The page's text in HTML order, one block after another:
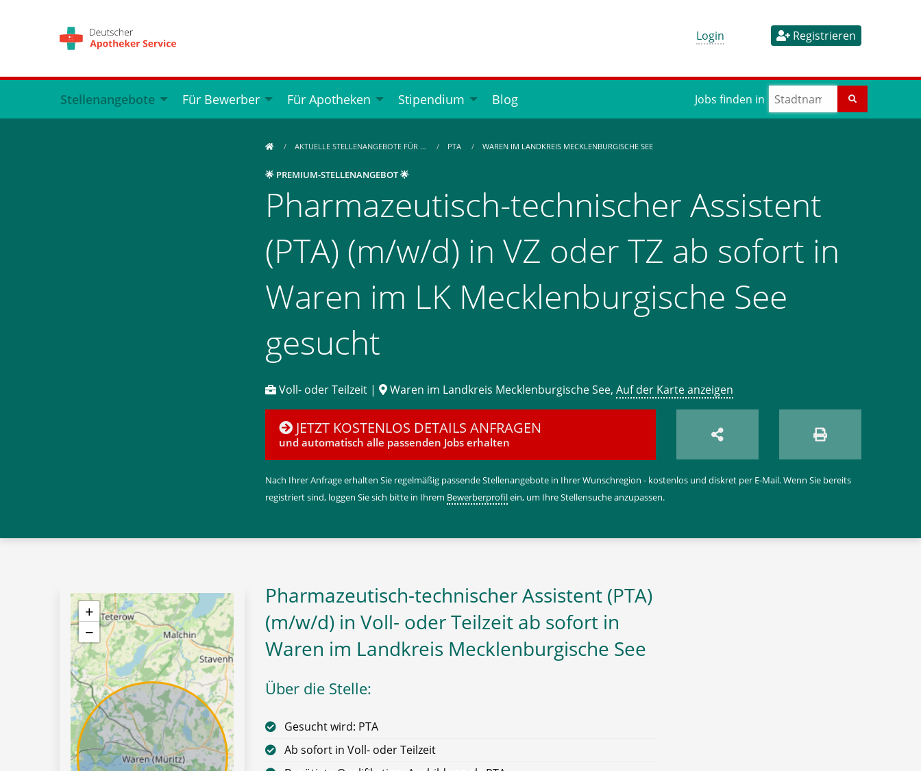
Login Registrieren
Stellenangebote Für Bewerber Für Apotheken Stipendium Blog Jobs finden in
AKTUELLE STELLENANGEBOTE FÜR … PTA WAREN IM LANDKREIS MECKLENBURGISCHE SEE
🌟 PREMIUM-STELLENANGEBOT 🌟
Pharmazeutisch-technischer Assistent
(PTA) (m/w/d) in VZ oder TZ ab sofort in
Waren im LK Mecklenburgische See
gesucht
Voll- oder Teilzeit | Waren im Landkreis Mecklenburgische See, Auf der Karte anzeigen
JETZT KOSTENLOS DETAILS ANFRAGEN
und automatisch alle passenden Jobs erhalten
Nach Ihrer Anfrage erhalten Sie regelmäßig passende Stellenangebote in Ihrer Wunschregion - kostenlos und diskret per E-Mail. Wenn Sie bereits
registriert sind, loggen Sie sich bitte in Ihrem Bewerberprofilein, um Ihre Stellensuche anzupassen.
Pharmazeutisch-technischer Assistent (PTA)
(m/w/d) in Voll- oder Teilzeit ab sofort in
Waren im Landkreis Mecklenburgische See
Über die Stelle:
Gesucht wird: PTA
Ab sofort in Voll- oder Teilzeit
+
−